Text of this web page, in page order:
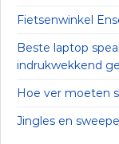
Fietsenwinkel
Beste laptop
indrukwekkend
Hoe ver moeten
Jingles en